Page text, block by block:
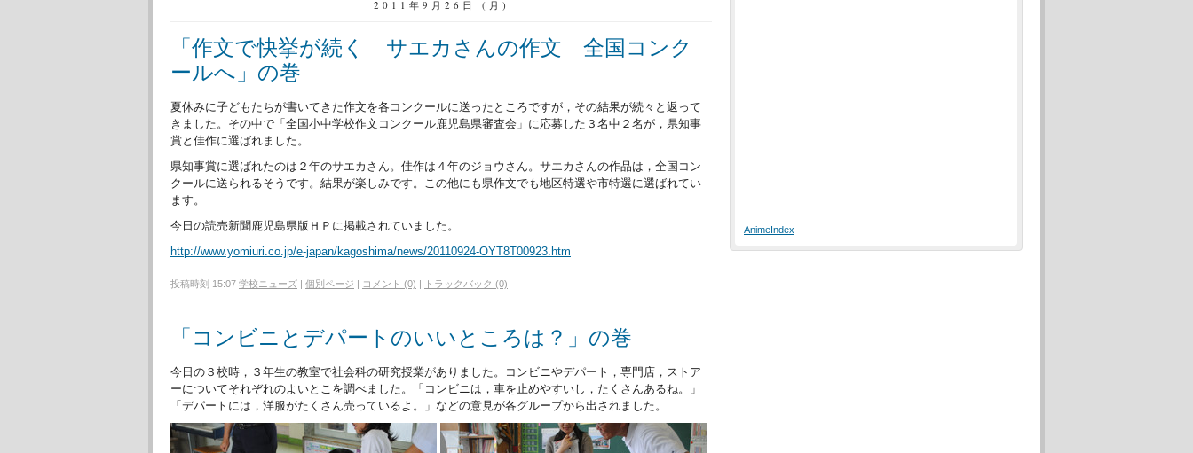
2011年9月26日 (月)
「作文で快挙が続く サエカさんの作文 全国コンク
ールへ」の巻
夏休みに子どもたちが書いてきた作文を各コンクールに送ったところですが，その結果が続々と返って
きました。その中で「全国小中学校作文コンクール鹿児島県審査会」に応募した３名中２名が，県知事
賞と佳作に選ばれました。
県知事賞に選ばれたのは２年のサエカさん。佳作は４年のジョウさん。サエカさんの作品は，全国コン
クールに送られるそうです。結果が楽しみです。この他にも県作文でも地区特選や市特選に選ばれてい
ます。
今日の読売新聞鹿児島県版ＨＰに掲載されていました。
http://www.yomiuri.co.jp/e-japan/kagoshima/news/20110924-OYT8T00923.htm
投稿時刻 15:07 学校ニューズ 個別ページ コメント (0) トラックバック (0)
「コンビニとデパートのいいところは？」の巻
今日の３校時，３年生の教室で社会科の研究授業がありました。コンビニやデパート，専門店，ストア
ーについてそれぞれのよいとこを調べました。「コンビニは，車を止めやすいし，たくさんあるね。」
「デパートには，洋服がたくさん売っているよ。」などの意見が各グループから出されました。
AnimeIndex